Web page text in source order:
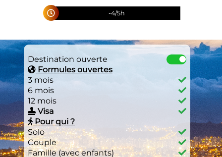
-4/5h
Destination ouverte
Formules ouvertes
3 mois
6 mois
12 mois
Visa
Pour qui ?
Solo
Couple
Famille (avec enfants)